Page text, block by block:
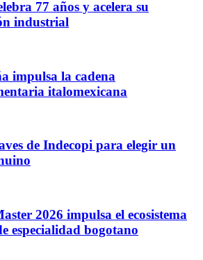
77 años y acelera su
industrial
impulsa la cadena
italomexicana
de Indecopi para elegir un
2026 impulsa el ecosistema
especialidad bogotano